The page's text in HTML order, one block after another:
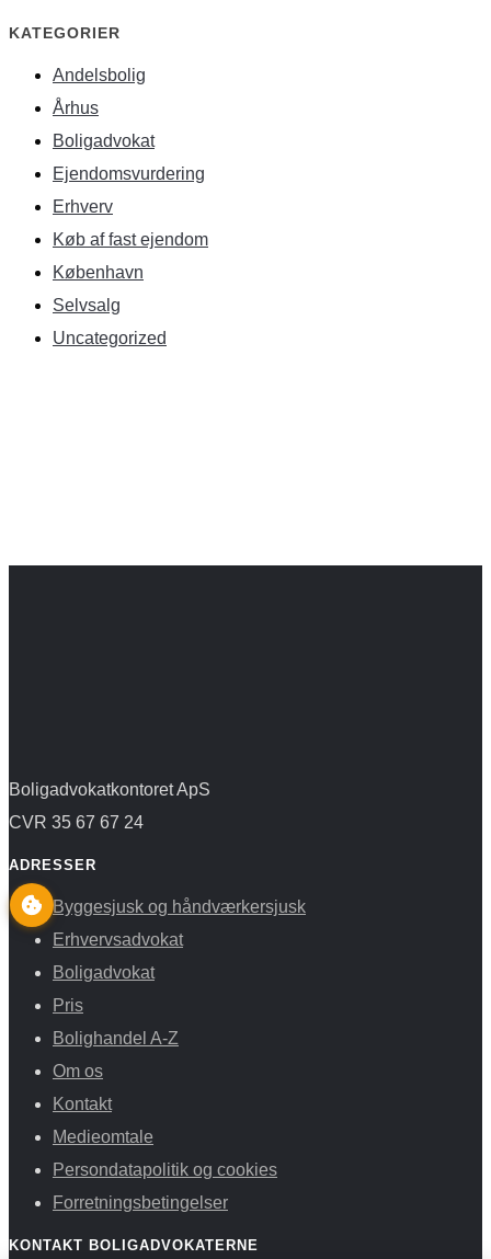
KATEGORIER
Andelsbolig
Århus
Boligadvokat
Ejendomsvurdering
Erhverv
Køb af fast ejendom
København
Selvsalg
Uncategorized
Boligadvokatkontoret ApS
CVR 35 67 67 24
ADRESSER
Byggesjusk og håndværkersjusk
Erhvervsadvokat
Boligadvokat
Pris
Bolighandel A-Z
Om os
Kontakt
Medieomtale
Persondatapolitik og cookies
Forretningsbetingelser
KONTAKT BOLIGADVOKATERNE